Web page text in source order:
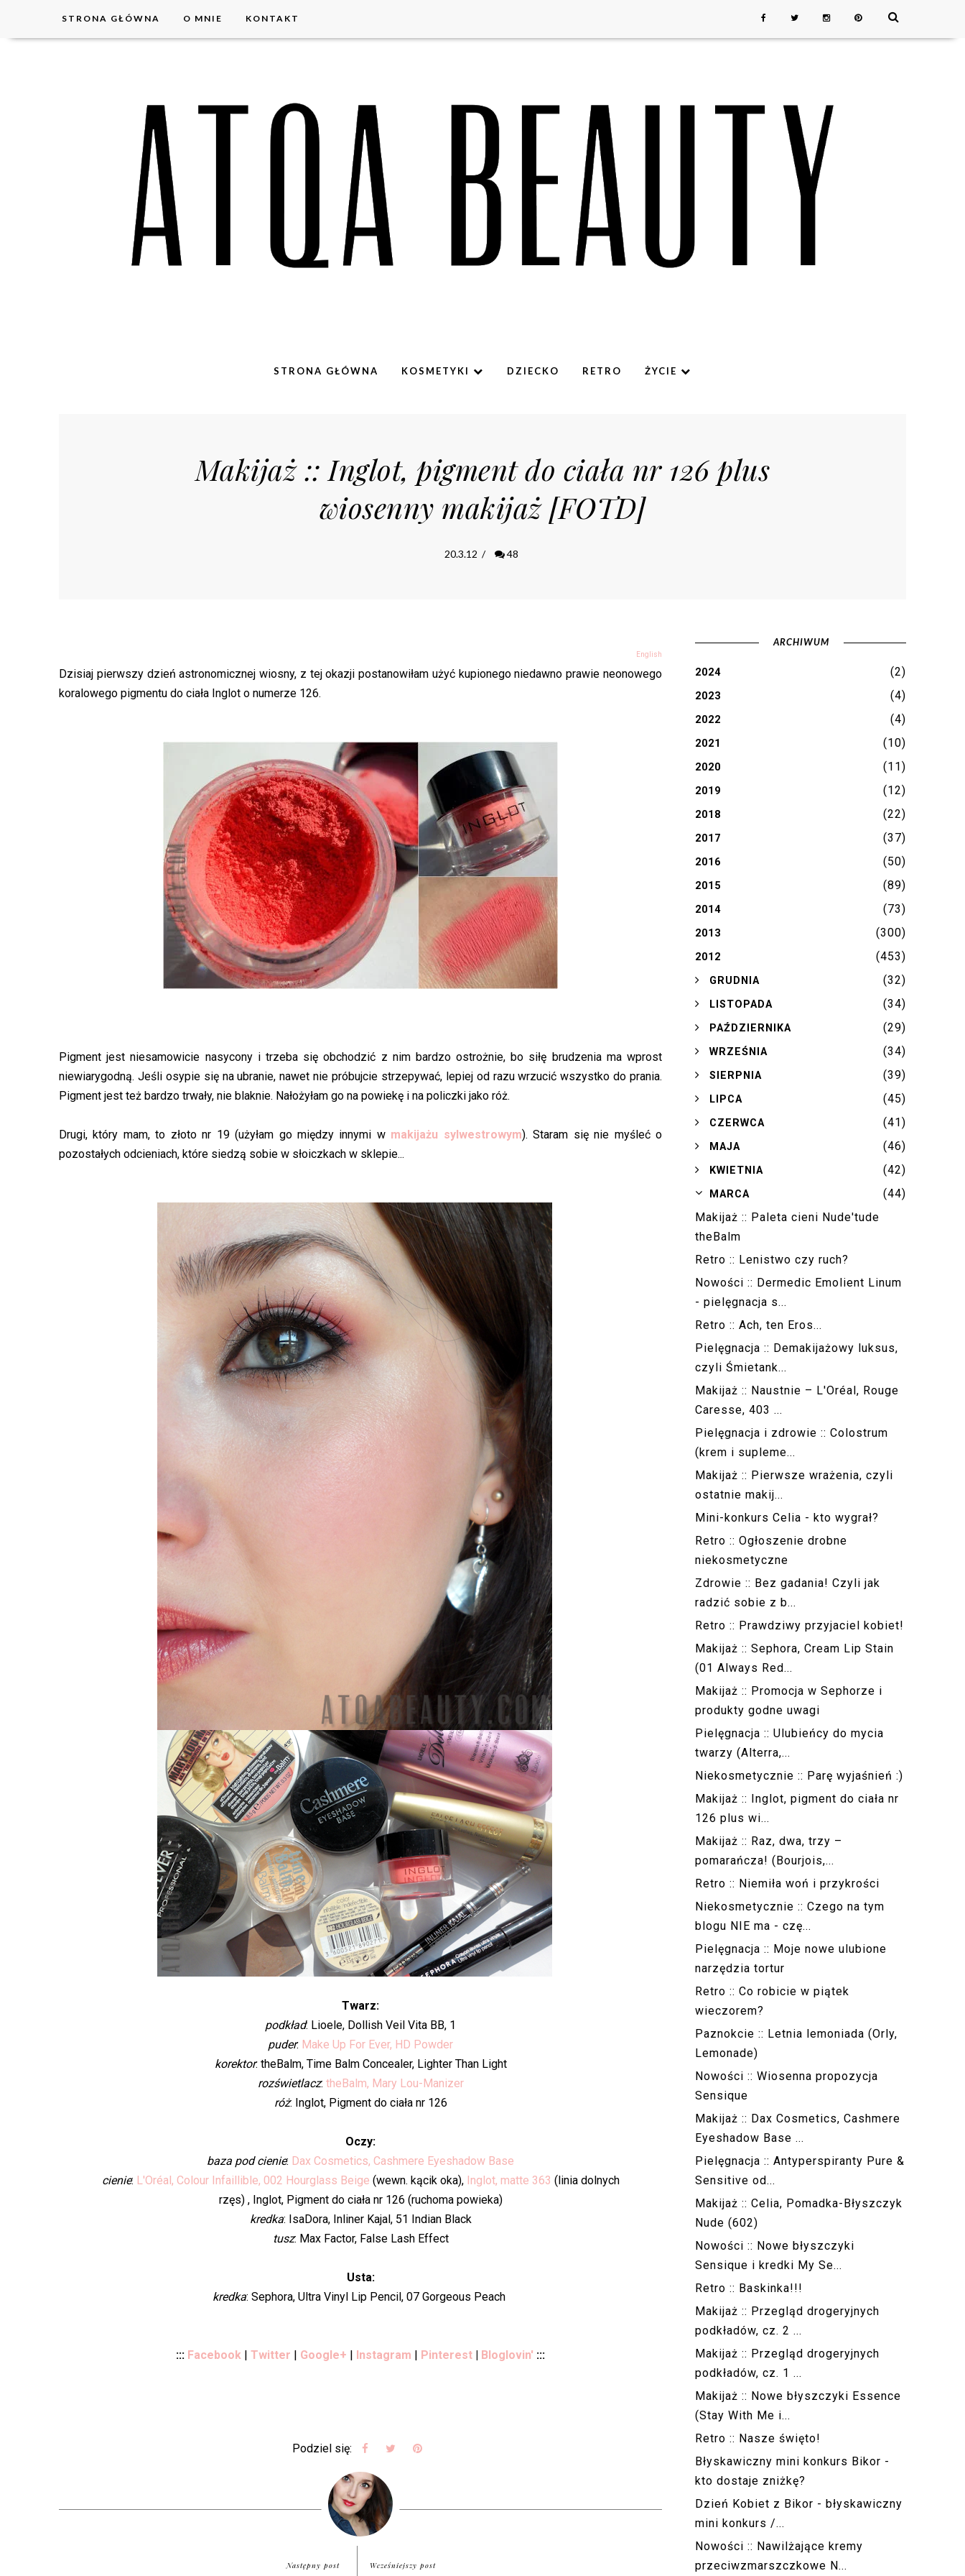
STRONA GŁÓWNA O MNIE KONTAKT
STRONA GŁÓWNA KOSMETYKI DZIECKO RETRO ŻYCIE
Makijaż :: Inglot, pigment do ciała nr 126 plus
wiosenny makijaż [FOTD]
20.3.12 / 48
English
Dzisiaj pierwszy dzień astronomicznej wiosny, z tej okazji postanowiłam użyć kupionego niedawno prawie neonowego
koralowego pigmentu do ciała Inglot o numerze 126.
Pigment jest niesamowicie nasycony i trzeba się obchodzić z nim bardzo ostrożnie, bo siłę brudzenia ma wprost
niewiarygodną. Jeśli osypie się na ubranie, nawet nie próbujcie strzepywać, lepiej od razu wrzucić wszystko do prania.
Pigment jest też bardzo trwały, nie blaknie. Nałożyłam go na powiekę i na policzki jako róż.
Drugi, który mam, to złoto nr 19 (użyłam go między innymi w makijażu sylwestrowym). Staram się nie myśleć o
pozostałych odcieniach, które siedzą sobie w słoiczkach w sklepie...
Twarz:
podkład: Lioele, Dollish Veil Vita BB, 1
puder: Make Up For Ever, HD Powder
korektor: theBalm, Time Balm Concealer, Lighter Than Light
rozświetlacz: theBalm, Mary Lou-Manizer
róż: Inglot, Pigment do ciała nr 126
Oczy:
baza pod cienie: Dax Cosmetics, Cashmere Eyeshadow Base
cienie: L'Oréal, Colour Infaillible, 002 Hourglass Beige (wewn. kącik oka), Inglot, matte 363 (linia dolnych
rzęs) , Inglot, Pigment do ciała nr 126 (ruchoma powieka)
kredka: IsaDora, Inliner Kajal, 51 Indian Black
tusz: Max Factor, False Lash Effect
Usta:
kredka: Sephora, Ultra Vinyl Lip Pencil, 07 Gorgeous Peach
::: Facebook | Twitter | Google+ | Instagram | Pinterest | Bloglovin' :::
Podziel się:
Następny post Wcześniejszy post
ARCHIWUM
2024 (2)
2023 (4)
2022 (4)
2021 (10)
2020 (11)
2019 (12)
2018 (22)
2017 (37)
2016 (50)
2015 (89)
2014 (73)
2013 (300)
2012 (453)
►GRUDNIA (32)
►LISTOPADA (34)
►PAŹDZIERNIKA (29)
►WRZEŚNIA (34)
►SIERPNIA (39)
►LIPCA (45)
►CZERWCA (41)
►MAJA (46)
►KWIETNIA (42)
▼MARCA
(44)
Makijaż :: Paleta cieni Nude'tude
theBalm
Retro :: Lenistwo czy ruch?
Nowości :: Dermedic Emolient Linum
- pielęgnacja s...
Retro :: Ach, ten Eros...
Pielęgnacja :: Demakijażowy luksus,
czyli Śmietank...
Makijaż :: Naustnie – L'Oréal, Rouge
Caresse, 403 ...
Pielęgnacja i zdrowie :: Colostrum
(krem i supleme...
Makijaż :: Pierwsze wrażenia, czyli
ostatnie makij...
Mini-konkurs Celia - kto wygrał?
Retro :: Ogłoszenie drobne
niekosmetyczne
Zdrowie :: Bez gadania! Czyli jak
radzić sobie z b...
Retro :: Prawdziwy przyjaciel kobiet!
Makijaż :: Sephora, Cream Lip Stain
(01 Always Red...
Makijaż :: Promocja w Sephorze i
produkty godne uwagi
Pielęgnacja :: Ulubieńcy do mycia
twarzy (Alterra,...
Niekosmetycznie :: Parę wyjaśnień :)
Makijaż :: Inglot, pigment do ciała nr
126 plus wi...
Makijaż :: Raz, dwa, trzy –
pomarańcza! (Bourjois,...
Retro :: Niemiła woń i przykrości
Niekosmetycznie :: Czego na tym
blogu NIE ma - czę...
Pielęgnacja :: Moje nowe ulubione
narzędzia tortur
Retro :: Co robicie w piątek
wieczorem?
Paznokcie :: Letnia lemoniada (Orly,
Lemonade)
Nowości :: Wiosenna propozycja
Sensique
Makijaż :: Dax Cosmetics, Cashmere
Eyeshadow Base ...
Pielęgnacja :: Antyperspiranty Pure &
Sensitive od...
Makijaż :: Celia, Pomadka-Błyszczyk
Nude (602)
Nowości :: Nowe błyszczyki
Sensique i kredki My Se...
Retro :: Baskinka!!!
Makijaż :: Przegląd drogeryjnych
podkładów, cz. 2 ...
Makijaż :: Przegląd drogeryjnych
podkładów, cz. 1 ...
Makijaż :: Nowe błyszczyki Essence
(Stay With Me i...
Retro :: Nasze święto!
Błyskawiczny mini konkurs Bikor -
kto dostaje zniżkę?
Dzień Kobiet z Bikor - błyskawiczny
mini konkurs /...
Nowości :: Nawilżające kremy
przeciwzmarszczkowe N...